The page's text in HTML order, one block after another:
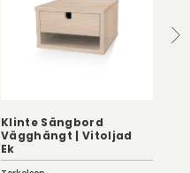
Klinte Sängbord
Vägghängt | Vitoljad
Ek